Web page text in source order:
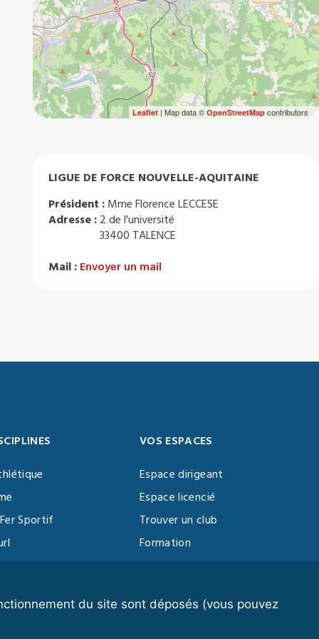
du site sont déposés (vous pouvez
Leaflet| Map data © OpenStreetMapcontributors
LIGUE DE FORCE NOUVELLE-AQUITAINE
Président : Mme Florence LECCESE
Adresse : 2 de l'université
33400 TALENCE
Mail : Envoyer un mail
Sportif
Training
VOS ESPACES
Espace dirigeant
Espace licencié
Trouver un club
Formation